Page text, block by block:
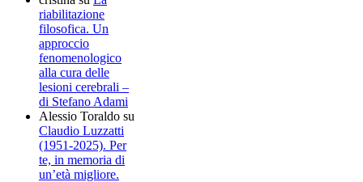
riabilitazione
filosofica. Un
approccio
fenomenologico
alla cura delle
lesioni cerebrali –
di Stefano Adami
Alessio Toraldo su
Claudio Luzzatti
(1951-2025). Per
te, in memoria di
un’età migliore.